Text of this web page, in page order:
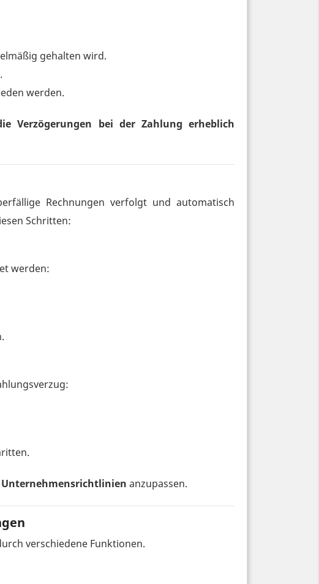
gehalten wird.
werden.
Verzögerungen bei der Zahlung erheblich
Rechnungen verfolgt und automatisch
Schritten:
werden:
Unternehmensrichtlinien anzupassen.
verschiedene Funktionen.